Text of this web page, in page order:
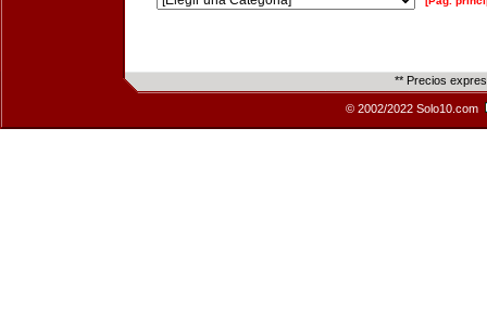
** Precios
© 2002/2022 Solo10.com